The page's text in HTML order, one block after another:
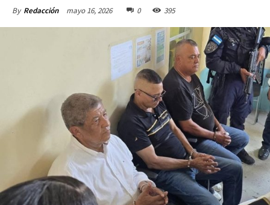
By Redacción mayo 16, 2026 0 395